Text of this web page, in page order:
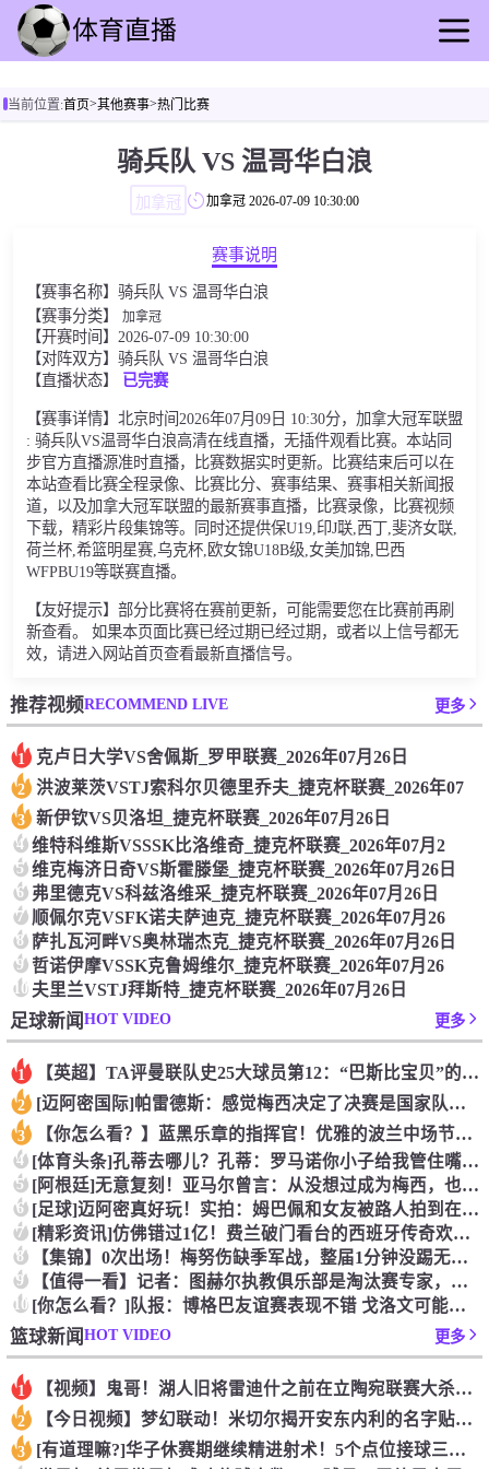
足球直播
其他赛事
当前位置:首页>其他赛事>热门比赛
骑兵队 VS 温哥华白浪
加拿冠 加拿冠 2026-07-09 10:30:00
赛事说明
【赛事名称】骑兵队 VS 温哥华白浪
【赛事分类】 加拿冠
【开赛时间】2026-07-09 10:30:00
【对阵双方】骑兵队 VS 温哥华白浪
【直播状态】
已完赛
【赛事详情】北京时间2026年07月09日 10:30分，加拿大冠军联盟
: 骑兵队VS温哥华白浪高清在线直播，无插件观看比赛。本站同
步官方直播源准时直播，比赛数据实时更新。比赛结束后可以在
本站查看比赛全程录像、比赛比分、赛事结果、赛事相关新闻报
道，以及加拿大冠军联盟的最新赛事直播，比赛录像，比赛视频
下载，精彩片段集锦等。同时还提供保U19,印J联,西丁,斐济女联,
荷兰杯,希篮明星赛,乌克杯,欧女锦U18B级,女美加锦,巴西
WFPBU19等联赛直播。
【友好提示】部分比赛将在赛前更新，可能需要您在比赛前再刷
新查看。 如果本页面比赛已经过期已经过期，或者以上信号都无
效，请进入网站首页查看最新直播信号。
推荐视频RECOMMEND LIVE 更多
1 克卢日大学VS舍佩斯_罗甲联赛_2026年07月26日
2 洪波莱茨VSTJ索科尔贝德里乔夫_捷克杯联赛_2026年07
3 新伊钦VS贝洛坦_捷克杯联赛_2026年07月26日
4 维特科维斯VSSSK比洛维奇_捷克杯联赛_2026年07月2
5 维克梅济日奇VS斯霍滕堡_捷克杯联赛_2026年07月26日
6 弗里德克VS科兹洛维采_捷克杯联赛_2026年07月26日
7 顺佩尔克VSFK诺夫萨迪克_捷克杯联赛_2026年07月26
8 萨扎瓦河畔VS奥林瑞杰克_捷克杯联赛_2026年07月26日
9 哲诺伊摩VSSK克鲁姆维尔_捷克杯联赛_2026年07月26
10 夫里兰VSTJ拜斯特_捷克杯联赛_2026年07月26日
足球新闻HOT VIDEO 更多
1 【英超】TA评曼联队史25大球员第12：“巴斯比宝贝”的绝佳
2 [迈阿密国际]帕雷德斯：感觉梅西决定了决赛是国家队最后一战，
3 【你怎么看？】蓝黑乐章的指挥官！优雅的波兰中场节拍器！
4 [体育头条]孔蒂去哪儿？孔蒂：罗马诺你小子给我管住嘴哈！
5 [阿根廷]无意复刻！亚马尔曾言：从没想过成为梅西，也不会穿他
6 [足球]迈阿密真好玩！实拍：姆巴佩和女友被路人拍到在夜店狂欢
7 [精彩资讯]仿佛错过1亿！费兰破门看台的西班牙传奇欢呼，拉莫
8 【集锦】0次出场！梅努伤缺季军战，整届1分钟没踢无缘世界杯首
9 【值得一看】记者：图赫尔执教俱乐部是淘汰赛专家，但在真正压力
10 [你怎么看？]队报：博格巴友谊赛表现不错 戈洛文可能加盟沙特
篮球新闻HOT VIDEO 更多
1 【视频】鬼哥！湖人旧将雷迪什之前在立陶宛联赛大杀四方
2 【今日视频】梦幻联动！米切尔揭开安东内利的名字贴纸！
3 [有道理嘛?]华子休赛期继续精进射术！5个点位接球三分全部命